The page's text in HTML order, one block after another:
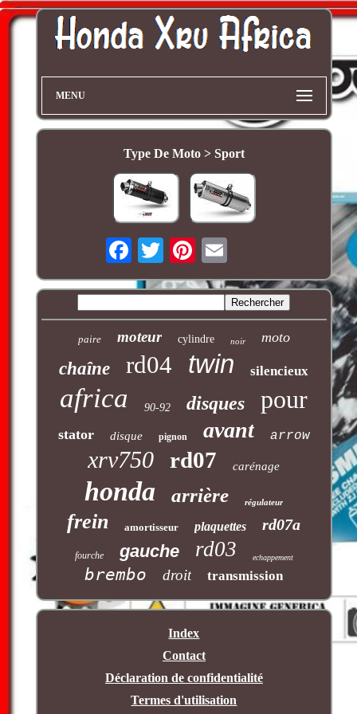
MENU
Type De Moto > Sport
paire moteur cylindre noir moto
chaîne rd04 twin silencieux
africa 90-92 disques pour
stator disque pignon avant arrow
xrv750 rd07 carénage
honda arrière régulateur
frein amortisseur plaquettes rd07a
fourche gauche rd03 echappement
brembo droit transmission
Index
Contact
Déclaration de confidentialité
Termes d'utilisation